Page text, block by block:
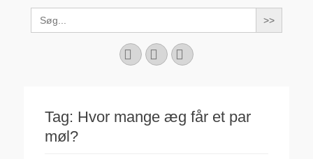
Search
for:
Facebook
YouTubeInstagram
Tag: Hvor mange æg får et par
møl?